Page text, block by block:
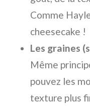
Comme
cheesecake !
Les graines
Même
pouvez les
texture plus